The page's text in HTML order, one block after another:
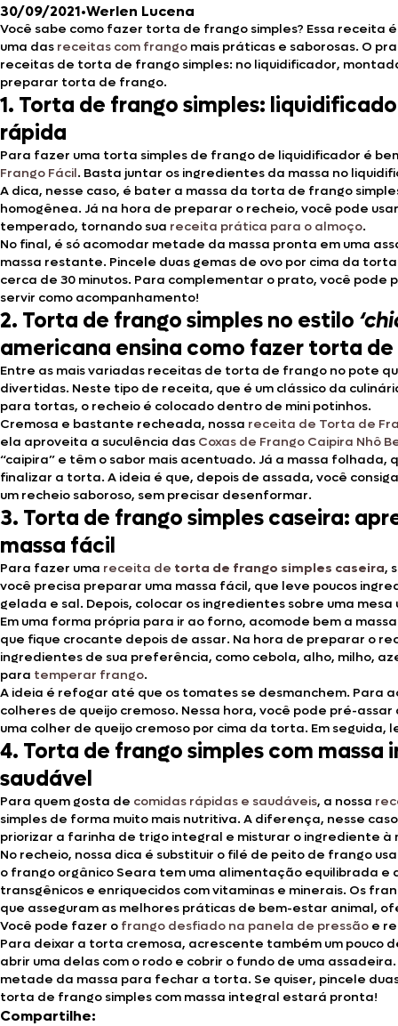
30/09/2021•Werlen Lucena
Você sabe como fazer torta de frango simples? Essa receita
uma das receitas com frango mais práticas e saborosas. O
receitas de torta de frango simples: no liquidificador,
preparar torta de frango.
1. Torta de frango simples:
rápida
Para fazer uma torta simples de frango de liquidificador é
Frango Fácil. Basta juntar os ingredientes da massa no
A dica, nesse caso, é bater a massa da torta de frango
homogênea. Já na hora de preparar o recheio, você pode
temperado, tornando sua receita prática para o almoço.
No final, é só acomodar metade da massa pronta em uma
massa restante. Pincele duas gemas de ovo por cima da
cerca de 30 minutos. Para complementar o prato, você pode
servir como acompanhamento!
2. Torta de frango simples no estilo
americana ensina como fazer torta
Entre as mais variadas receitas de torta de frango no pote
divertidas. Neste tipo de receita, que é um clássico da
para tortas, o recheio é colocado dentro de mini potinhos.
Cremosa e bastante recheada, nossa receita de Torta de
ela aproveita a suculência das Coxas de Frango Caipira Nhô
“caipira” e têm o sabor mais acentuado. Já a massa
finalizar a torta. A ideia é que, depois de assada, você
um recheio saboroso, sem precisar desenformar.
3. Torta de frango simples caseira:
massa fácil
Para fazer uma receita de torta de frango simples caseira,
você precisa preparar uma massa fácil, que leve poucos
gelada e sal. Depois, colocar os ingredientes sobre uma
Em uma forma própria para ir ao forno, acomode bem a
que fique crocante depois de assar. Na hora de preparar o
ingredientes de sua preferência, como cebola, alho, milho,
para temperar frango.
A ideia é refogar até que os tomates se desmanchem. Para
colheres de queijo cremoso. Nessa hora, você pode pré-
uma colher de queijo cremoso por cima da torta. Em seguida,
4. Torta de frango simples com
saudável
Para quem gosta de comidas rápidas e saudáveis, a nossa
simples de forma muito mais nutritiva. A diferença, nesse
priorizar a farinha de trigo integral e misturar o ingrediente à
No recheio, nossa dica é substituir o filé de peito de frango
o frango orgânico Seara tem uma alimentação equilibrada e
transgênicos e enriquecidos com vitaminas e minerais. Os
que asseguram as melhores práticas de bem-estar animal,
Você pode fazer o frango desfiado na panela de pressão e
Para deixar a torta cremosa, acrescente também um pouco
abrir uma delas com o rodo e cobrir o fundo de uma
metade da massa para fechar a torta. Se quiser, pincele
torta de frango simples com massa integral estará pronta!
Compartilhe: